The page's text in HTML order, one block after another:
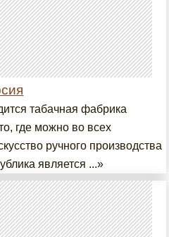
табачная фабрика
где можно во всех
ручного производства
является ...»